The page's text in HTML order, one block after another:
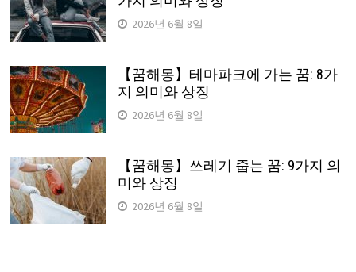
2026년 6월 8일
【꿈해몽】테마파크에 가는 꿈: 8가
지 의미와 상징
2026년 6월 8일
【꿈해몽】쓰레기 줍는 꿈: 9가지 의
미와 상징
2026년 6월 8일